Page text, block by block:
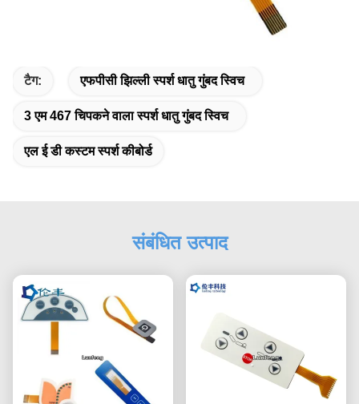
टैग: एफपीसी झिल्ली स्पर्श धातु गुंबद स्विच
3 एम 467 चिपकने वाला स्पर्श धातु गुंबद स्विच
एल ई डी कस्टम स्पर्श कीबोर्ड
संबंधित उत्पाद